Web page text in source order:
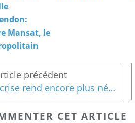
Mansat, le
La crise rend encore plus nécessaire le Grand Paris, selon les architectes
CET ARTICLE